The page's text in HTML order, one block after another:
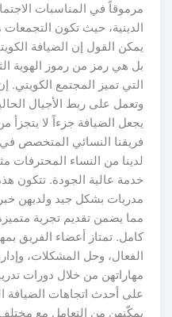
مرموقاً في المناسبات
الدينية، حيث تكون التجمعات
يمكن القول إن الضيافة
بل هي رمز من رموز الهوية
التي تميز المجتمع الكويتي.
وتعمل على ربط الأجيال
يجعل الضيافة جزءاً لا يتجزأ
فريقنا النسائي المتخصص في
لدينا من النساء المحترفات
خدمة عالية الجودة. تتكون
مدربات بشكل جيد ولديهن
مما يضمن تقديم تجربة
كامل. تمتاز أعضاء الفريق
الفعال، وحل المشكلات،
مهاراتهن من خلال دورات
على أحدث اتجاهات الضيافة
يمكّنهن من التعامل مع